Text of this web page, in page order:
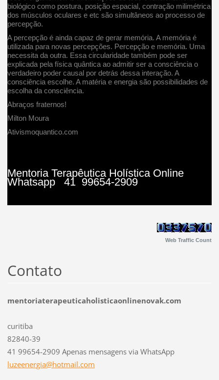
biológico como postura, posição espacial, contração milimétrica
dos músculos oculares e etc são simultâneos ao processo de
percepção.
A percepção é ainda capaz de gerar memória. A memória é
utilizada para novas percepções. Percepção e memória. Uma
necessita da outra. Essa circularidade também pode ser
explicada pela física quântica ao admitir ser a consciência o
verdadeiro poder causal por detrás dessa interação. A
consciência escolhe. A matéria e energia são possibilidades de
escolha da consciência.
Abraços fraternos!
Milton Moura
Ativismoquantico.com
Mentoria Terapêutica Holística Online
Whatsapp 41 99654-2909
Web Traffic Count
Contato
mentoriaterapeuticaholisticaonlinenovak.com
curitiba
82840-39
41 99654-2909 Apenas mensagens via WhatsApp
luzeenergia@hotmail.com